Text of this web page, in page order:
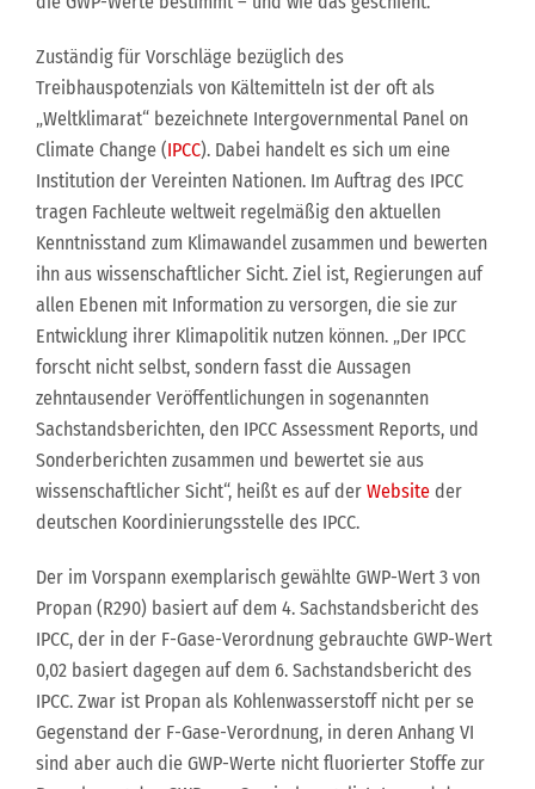
Zuständig für Vorschläge bezüglich des
Treibhauspotenzials von Kältemitteln ist der oft als
„Weltklimarat“ bezeichnete Intergovernmental Panel on
Climate Change (IPCC). Dabei handelt es sich um eine
Institution der Vereinten Nationen. Im Auftrag des IPCC
tragen Fachleute weltweit regelmäßig den aktuellen
Kenntnisstand zum Klimawandel zusammen und bewerten
ihn aus wissenschaftlicher Sicht. Ziel ist, Regierungen auf
allen Ebenen mit Information zu versorgen, die sie zur
Entwicklung ihrer Klimapolitik nutzen können. „Der IPCC
forscht nicht selbst, sondern fasst die Aussagen
zehntausender Veröffentlichungen in sogenannten
Sachstandsberichten, den IPCC Assessment Reports, und
Sonderberichten zusammen und bewertet sie aus
wissenschaftlicher Sicht“, heißt es auf der Website der
deutschen Koordinierungsstelle des IPCC.
Der im Vorspann exemplarisch gewählte GWP-Wert 3 von
Propan (R290) basiert auf dem 4. Sachstandsbericht des
IPCC, der in der F-Gase-Verordnung gebrauchte GWP-Wert
0,02 basiert dagegen auf dem 6. Sachstandsbericht des
IPCC. Zwar ist Propan als Kohlenwasserstoff nicht per se
Gegenstand der F-Gase-Verordnung, in deren Anhang VI
sind aber auch die GWP-Werte nicht fluorierter Stoffe zur